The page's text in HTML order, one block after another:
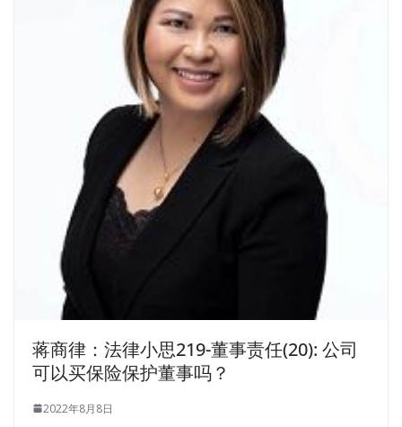
蒋商律：法律小思219-董事责任(20): 公司
可以买保险保护董事吗？
2022年8月8日